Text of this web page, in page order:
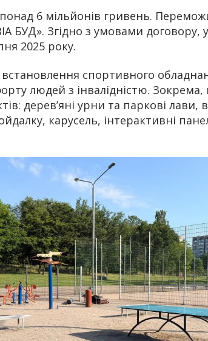
понад 6 мільйонів гривень.
БУД». Згідно з умовами договору,
2025 року.
спортивного
людей з інвалідністю.
дерев’яні урни та паркові лави,
карусель, інтерактивні